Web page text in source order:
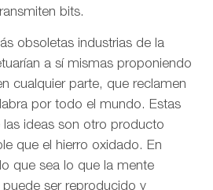
bits.
obsoletas industrias de la
a sí mismas proponiendo
cualquier parte, que reclamen
por todo el mundo. Estas
las ideas son otro producto
que el hierro oxidado. En
que sea lo que la mente